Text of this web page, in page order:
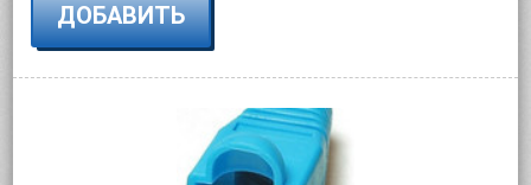
ДОБАВИТЬ